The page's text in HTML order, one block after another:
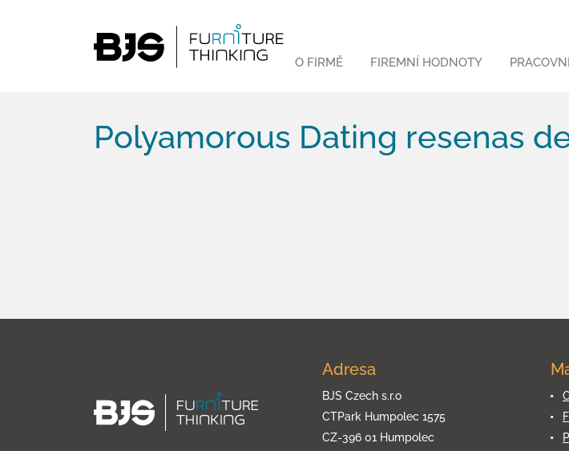
O FIRMĚ FIREMNÍ HODNOTY
Polyamorous Dating resenas
Adresa
BJS Czech s.r.o
CTPark Humpolec 1575
CZ-396 01 Humpolec